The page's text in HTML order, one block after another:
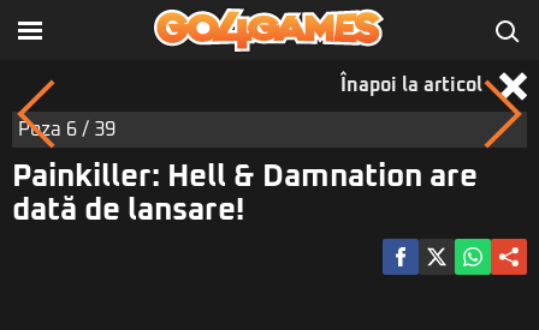
Înapoi la articol
Poza 6 / 39
Painkiller: Hell & Damnation are
dată de lansare!